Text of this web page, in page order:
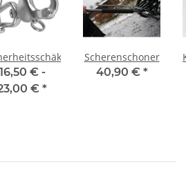
€ -
€ *
Scherenschoner
40,90 € *